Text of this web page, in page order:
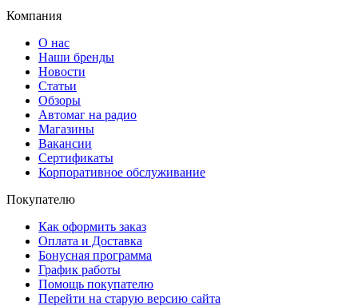
Компания
О нас
Наши бренды
Новости
Статьи
Обзоры
Автомаг на радио
Магазины
Вакансии
Сертификаты
Корпоративное обслуживание
Покупателю
Как оформить заказ
Оплата и Доставка
Бонусная программа
График работы
Помощь покупателю
Перейти на старую версию сайта